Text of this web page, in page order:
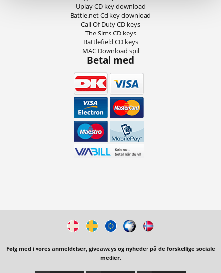
Uplay CD key download
Battle.net Cd key download
Call Of Duty CD keys
The Sims CD keys
Battlefield CD keys
MAC Download spil
Betal med
Følg med i vores anmeldelser, giveaways og nyheder på de forskellige sociale
medier.